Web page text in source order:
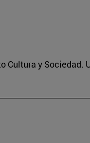
y Sociedad.